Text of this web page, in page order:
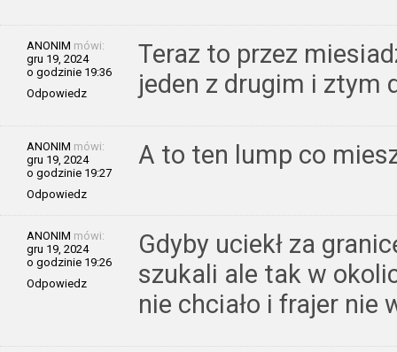
ANONIM mówi:
gru 19, 2024
o godzinie 19:36
Odpowiedz
Teraz to przez
jeden z drugim i ztym
ANONIM mówi:
gru 19, 2024
o godzinie 19:27
Odpowiedz
A to ten lump co
ANONIM mówi:
gru 19, 2024
o godzinie 19:26
Odpowiedz
Gdyby uciekł za
szukali ale tak w
nie chciało i frajer nie